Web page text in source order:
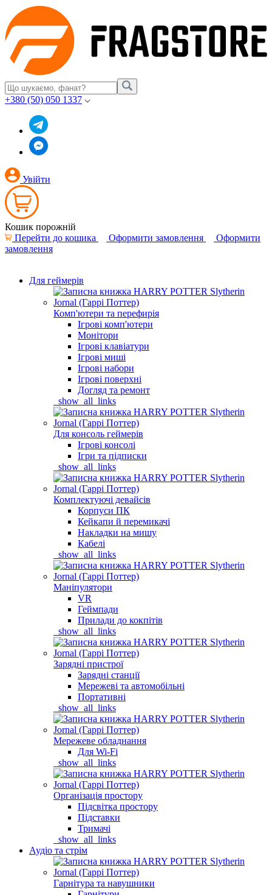
+380 (50) 050 1337
Увійти
Кошик порожній
Перейти до кошика
Оформити замовлення
Оформити
замовлення
Для геймерів
Комп'ютери та перефирія
Ігрові комп'ютери
Монітори
Ігрові клавіатури
Ігрові миші
Ігрові набори
Ігрові поверхні
Догляд та ремонт
_show_all_links
Для консоль геймерів
Ігрові консолі
Ігри та підписки
_show_all_links
Комплектуючі девайсів
Корпуси ПК
Кейкапи й перемикачі
Накладки на мишу
Кабелі
_show_all_links
Маніпулятори
VR
Геймпади
Прилади до кокпітів
_show_all_links
Зарядні пристрої
Зарядні станції
Мережеві та автомобільні
Портативні
_show_all_links
Мережеве обладнання
Для Wi-Fi
_show_all_links
Організація простору
Підсвітка простору
Підставки
Тримачі
_show_all_links
Аудіо та стрім
Гарнітура та навушники